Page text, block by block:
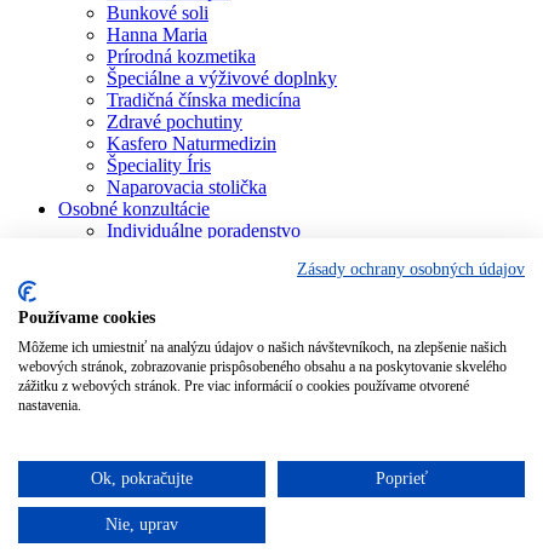
Bunkové soli
Hanna Maria
Prírodná kozmetika
Špeciálne a výživové doplnky
Tradičná čínska medicína
Zdravé pochutiny
Kasfero Naturmedizin
Špeciality Íris
Naparovacia stolička
Osobné konzultácie
Individuálne poradenstvo
Aromaterapia
Homeopatia
Individuálna a partnerská numerológia
Numerológia – kľúč života
Blog
Podporujeme
Zásady ochrany osobných údajov
Používame cookies
Môžeme ich umiestniť na analýzu údajov o našich návštevníkoch, na zlepšenie našich
webových stránok, zobrazovanie prispôsobeného obsahu a na poskytovanie skvelého
zážitku z webových stránok. Pre viac informácií o cookies používame otvorené
nastavenia.
Ok, pokračujte Poprieť
Nie, uprav